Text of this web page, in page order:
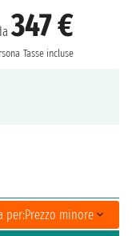
347 €
Tasse incluse
per:Prezzo minore